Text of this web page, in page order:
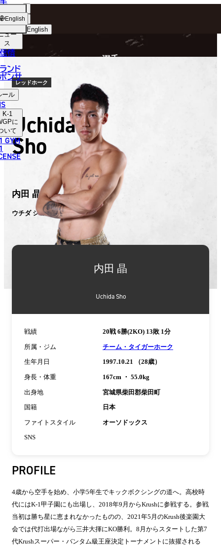
English
中文（简体）
中文（繁體）
ไทย
العربية
ョッ
プ
ュー
ス
情
ンド
ンサ
ール
K-1
に
いて
GYM
English
選手
レッドホーク
Uchida
Sho
内田 晶
ウチダ ショウ
内田 晶
Uchida Sho
戦績 20戦 6勝(2KO) 13敗 1分
所属・ジム チーム・タイガーホーク
生年月日 1997.10.21 （28歳）
身長・体重 167cm ・ 55.0kg
出身地 宮城県柴田郡柴田町
国籍 日本
ファイトスタイル オーソドックス
SNS
PROFILE
4歳から空手を始め、小学5年生でキックボクシングの道へ。高校時
代にはK-1甲子園にも出場し、2018年9月からKrushに参戦する。参戦
当初は勝ち星に恵まれなかったものの、2021年5月のKrush後楽園大
会では代打出場ながら三井大揮にKO勝利。8月からスタートした第7
代Krushスーパー・バンタム級王座決定トーナメントに抜擢される